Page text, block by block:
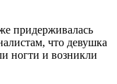
придерживалась
что девушка
ногти и возникли